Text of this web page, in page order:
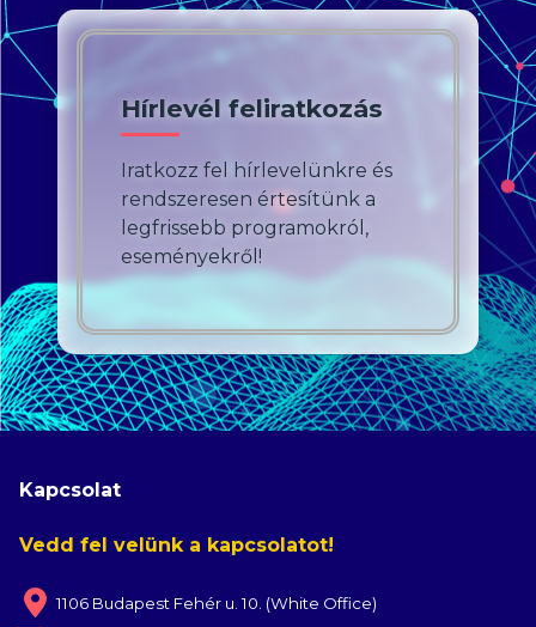
Hírlevél feliratkozás
Iratkozz fel hírlevelünkre és
rendszeresen értesítünk a
legfrissebb programokról,
eseményekről!
Kapcsolat
Vedd fel velünk a kapcsolatot!
1106 Budapest Fehér u. 10. (White Office)